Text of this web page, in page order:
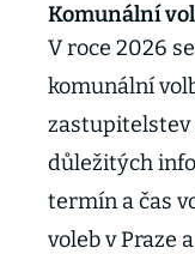
Komunální
V roce 2026
komunální
zastupitelstev
důležitých
termín a čas
voleb v Praze